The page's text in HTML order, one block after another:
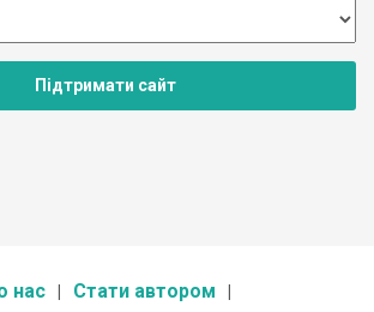
Підтримати сайт
нас Стати автором